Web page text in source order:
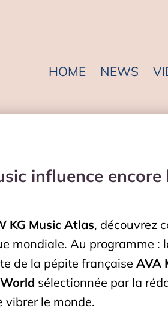
HOME NEWS
influence encore
KG Music Atlas, découvrez
mondiale. Au programme :
de la pépite française AVA
sélectionnée par la
vibrer le monde.